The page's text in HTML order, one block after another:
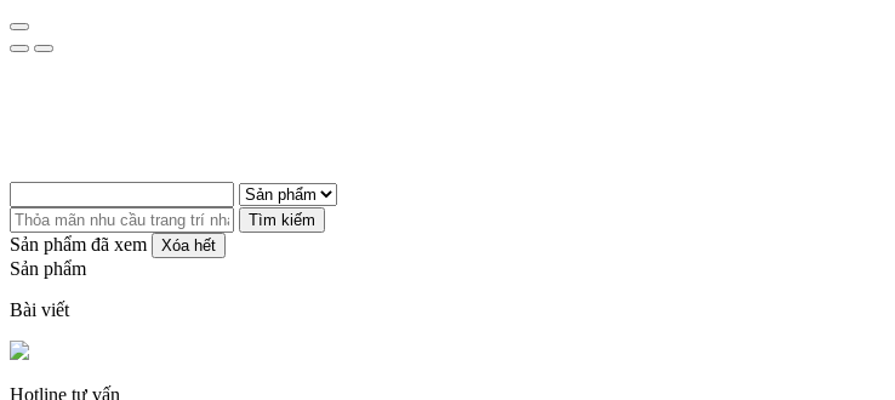
Tìm kiếm
Sản phẩm đã xem Xóa hết
Sản phẩm
Bài viết
Hotline tư vấn